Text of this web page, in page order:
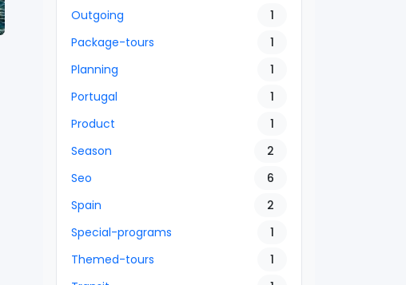
Outgoing
1
Package-tours
1
Planning
1
Portugal
1
Product
1
Season
2
Seo
6
Spain
2
Special-programs
1
Themed-tours
1